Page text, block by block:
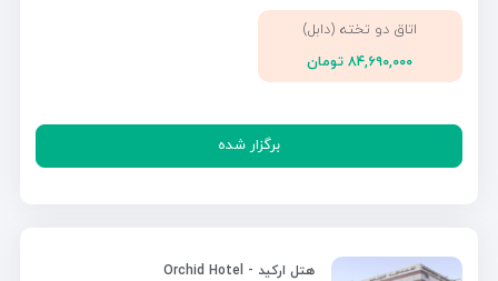
اتاق دو تخته (دابل)
۸۴,۶۹۰,۰۰۰ تومان
برگزار شده
هتل ارکید - Orchid Hotel